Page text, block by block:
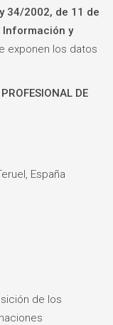
34/2002, de 11 de
Información y
exponen los datos
DE
España
de los